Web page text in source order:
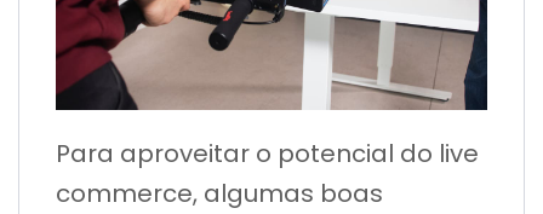
Para aproveitar o potencial do live
commerce, algumas boas